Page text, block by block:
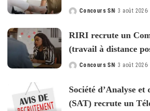
Posted
Concours SN 3 août 2026
RIRI recrute un
(travail à distance
Posted
Concours SN 3 août 2026
Société d’Analyse
(SAT) recrute un